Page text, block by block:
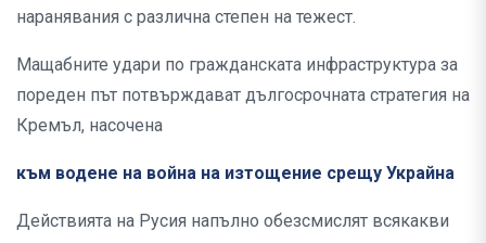
наранявания с различна степен на тежест.
Мащабните удари по гражданската инфраструктура за
пореден път потвърждават дългосрочната стратегия на
Кремъл, насочена
към водене на война на изтощение срещу Украйна
Действията на Русия напълно обезсмислят всякакви